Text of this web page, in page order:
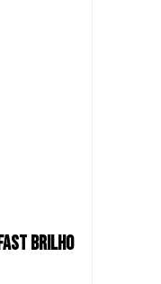
BRILHO